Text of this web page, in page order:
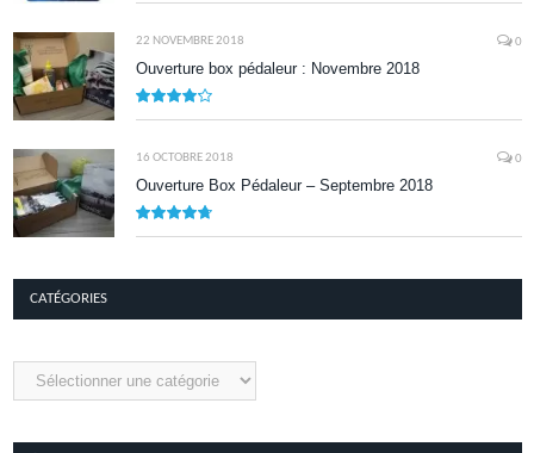
22 NOVEMBRE 2018 0
Ouverture box pédaleur : Novembre 2018
16 OCTOBRE 2018 0
Ouverture Box Pédaleur – Septembre 2018
CATÉGORIES
Catégories